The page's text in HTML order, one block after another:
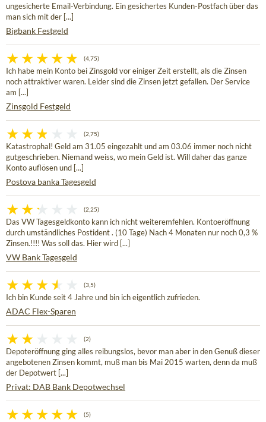
ungesicherte Email-Verbindung. Ein gesichertes Kunden-Postfach über das
man sich mit der [...]
Bigbank Festgeld
(4,75)
Ich habe mein Konto bei Zinsgold vor einiger Zeit erstellt, als die Zinsen
noch attraktiver waren. Leider sind die Zinsen jetzt gefallen. Der Service
am [...]
Zinsgold Festgeld
(2,75)
Katastrophal! Geld am 31.05 eingezahlt und am 03.06 immer noch nicht
gutgeschrieben. Niemand weiss, wo mein Geld ist. Will daher das ganze
Konto auflösen und [...]
Postova banka Tagesgeld
(2,25)
Das VW Tagesgeldkonto kann ich nicht weiteremfehlen. Kontoeröffnung
durch umständliches Postident . (10 Tage) Nach 4 Monaten nur noch 0,3 %
Zinsen.!!!! Was soll das. Hier wird [...]
VW Bank Tagesgeld
(3,5)
Ich bin Kunde seit 4 Jahre und bin ich eigentlich zufrieden.
ADAC Flex-Sparen
(2)
Depoteröffnung ging alles reibungslos, bevor man aber in den Genuß dieser
angebotenen Zinsen kommt, muß man bis Mai 2015 warten, denn da muß
der Depotwert [...]
Privat: DAB Bank Depotwechsel
(5)